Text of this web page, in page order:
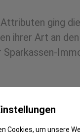
ging die
ihrer Art an
lässt sich
Ort, Lage,
eine sehr
Cookies, um unsere